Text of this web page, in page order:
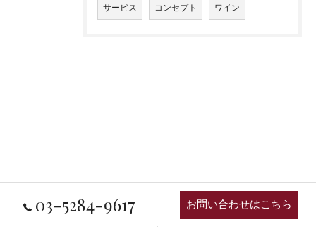
サービス コンセプト ワイン
03-5284-9617 お問い合わせはこちら